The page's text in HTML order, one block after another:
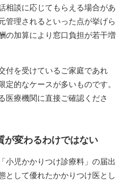
相談に応じてもらえる場合があ
管理されるといった点が挙げら
の加算により窓口負担が若干増
付を受けているご家庭であれ
定的なケースが多いものです。
医療機関に直接ご確認くださ
が変わるわけではない
小児かかりつけ診療料」の届出
として優れたかかりつけ医とし